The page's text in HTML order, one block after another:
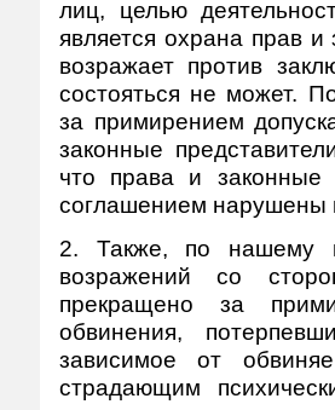
лиц, целью
является охрана прав
возражает против
состояться не может.
за примирением
законные
что права и законные
соглашением нарушены
2. Также, по нашему
возражений со
прекращено за
обвинения,
зависимое от
страдающим